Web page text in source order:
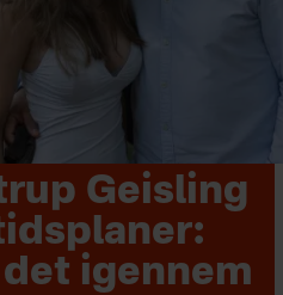
Geisling
det igennem